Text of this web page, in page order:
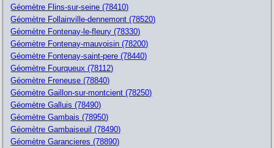
Géomètre Flins-sur-seine (78410)
Géomètre Follainville-dennemont (78520)
Géomètre Fontenay-le-fleury (78330)
Géomètre Fontenay-mauvoisin (78200)
Géomètre Fontenay-saint-pere (78440)
Géomètre Fourqueux (78112)
Géomètre Freneuse (78840)
Géomètre Gaillon-sur-montcient (78250)
Géomètre Galluis (78490)
Géomètre Gambais (78950)
Géomètre Gambaiseuil (78490)
Géomètre Garancieres (78890)